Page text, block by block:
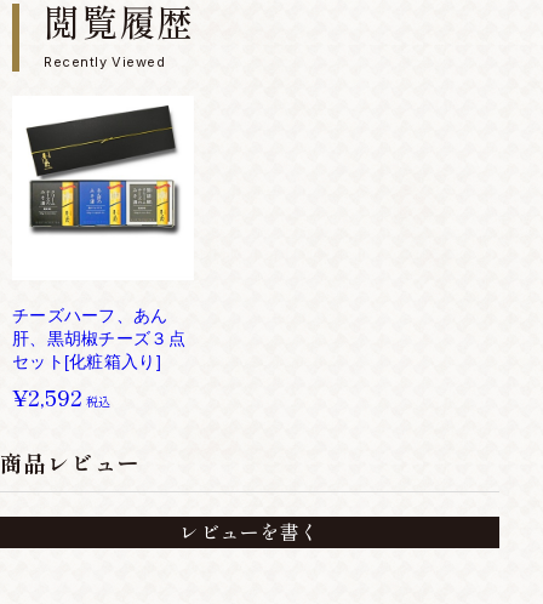
閲覧履歴
Recently Viewed
チーズハーフ、あん
肝、黒胡椒チーズ３点
セット[化粧箱入り]
¥2,592 税込
商品レビュー
レビューを書く